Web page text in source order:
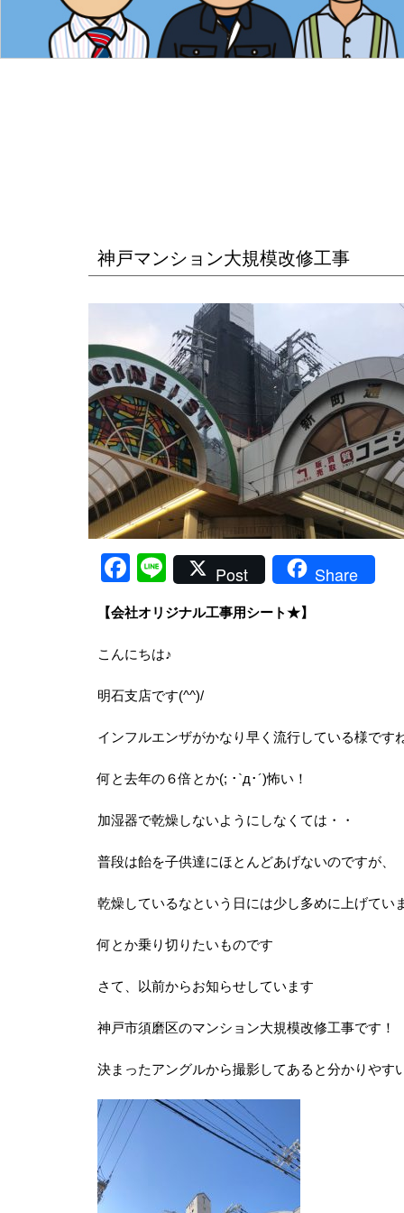
神戸マンション大規模改修工事
Facebook
LinePost Share
【会社オリジナル工事用シート★】
こんにちは♪
明石支店です(^^)/
インフルエンザがかなり早く流行している様です
何と去年の６倍とか(; ･`д･´)怖い！
加湿器で乾燥しないようにしなくては・・
普段は飴を子供達にほとんどあげないのですが、
乾燥しているなという日には少し多めに上げてい
何とか乗り切りたいものです
さて、以前からお知らせしています
神戸市須磨区のマンション大規模改修工事です！
決まったアングルから撮影してあると分かりやす